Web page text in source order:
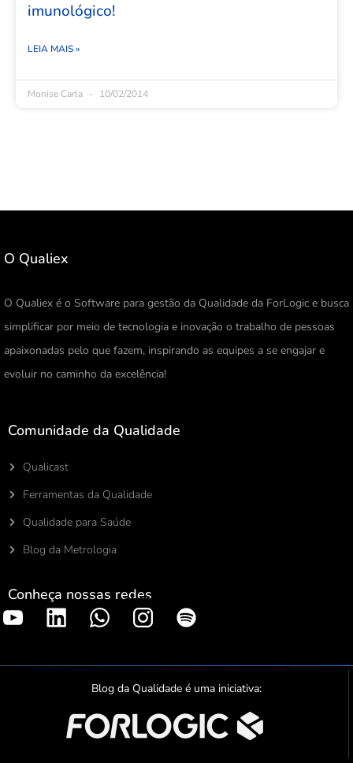
imunológico!
LEIA MAIS »
Monise Carla 10/02/2014
O Qualiex
O Qualiex é o Software para gestão da Qualidade da ForLogic e busca
simplificar por meio de tecnologia e inovação o trabalho de pessoas
apaixonadas pelo que fazem, inspirando as equipes a se engajar e
evoluir no caminho da excelência!
Comunidade da Qualidade
Qualicast
Ferramentas da Qualidade
Qualidade para Saúde
Blog da Metrologia
Conheça nossas redes
S
o
t
f
y
Blog da Qualidade é uma iniciativa: